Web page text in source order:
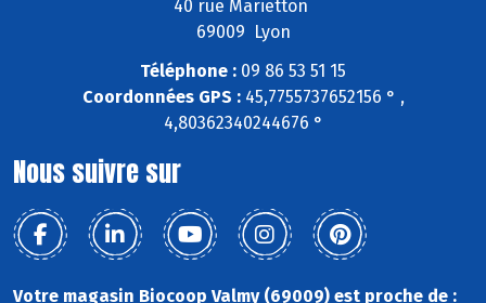
40 rue Marietton
69009 Lyon
Téléphone : 09 86 53 51 15
Coordonnées GPS :45,7755737652156 ° ,
4,80362340244676 °
Nous suivre sur
Votre magasin Biocoop Valmy (69009) est proche de :